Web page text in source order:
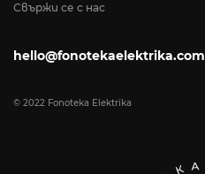
Свържи се с нас
hello@fonotekaelektrika.com
© 2022 Fonoteka Elektrika